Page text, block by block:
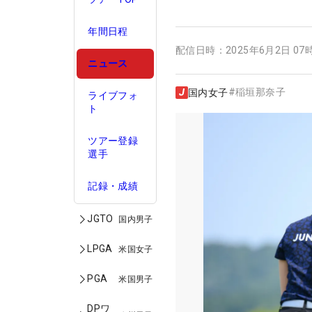
年間日程
ニュース
ライブフォ
ト
ツアー登録
選手
記録・成績
JGTO 国内男子
LPGA 米国女子
PGA 米国男子
DPワ
配信日時： 2025年6月2日 07
国内女子#稲垣那奈子